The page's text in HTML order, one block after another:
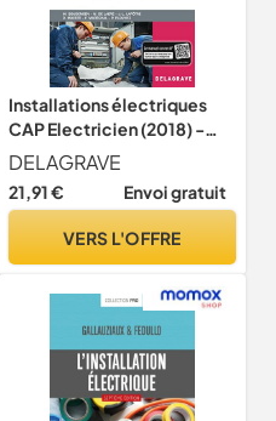
Installations électriques
CAP Electricien (2018) -
Pochette élève:
Préparation, réalisation,
mise en service, livraison
DELAGRAVE
21,91 € Envoi gratuit
VERS L'OFFRE